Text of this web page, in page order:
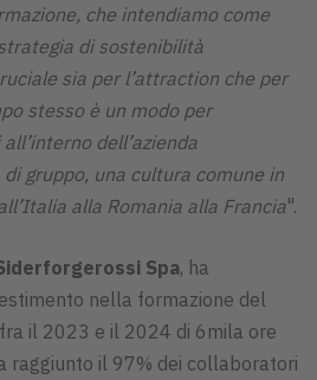
che intendiamo come
di sostenibilità
sia per l’attraction che per
stesso è un modo per
dell’azienda
gruppo, una cultura comune in
alla Romania alla Francia".
Spa, ha
nella formazione del
il 2023 e il 2024 di 6mila ore
raggiunto il 97% dei collaboratori